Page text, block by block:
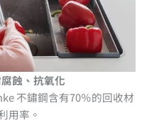
蝕、抗氧化
不鏽鋼含有70％的回收材
用率。